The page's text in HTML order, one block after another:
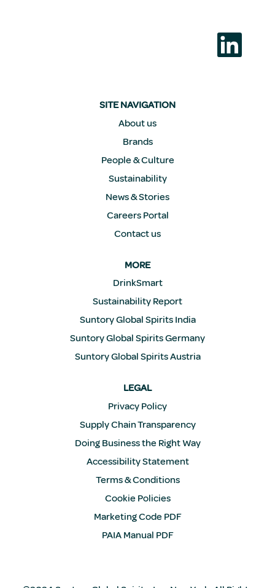
在
新
选
SITE NAVIGATION
About us
Brands
People & Culture
Sustainability
News & Stories
Careers Portal
Contact us
MORE
DrinkSmart
Sustainability Report
Suntory Global Spirits India
Suntory Global Spirits Germany
Suntory Global Spirits Austria
LEGAL
Privacy Policy
Supply Chain Transparency
Doing Business the Right Way
Accessibility Statement
Terms & Conditions
Cookie Policies
Marketing Code PDF
PAIA Manual PDF